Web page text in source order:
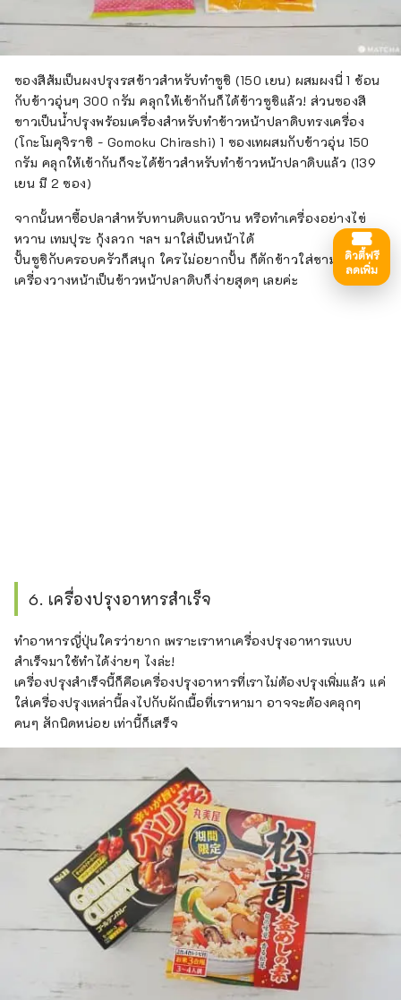
ซองสีส้มเป็นผงปรุงรสข้าวสำหรับทำซูชิ (150 เยน) ผสมผงนี่ 1 ช้อน
กับข้าวอุ่นๆ 300 กรัม คลุกให้เข้ากันก็ได้ข้าวซูชิแล้ว! ส่วนซองสี
ขาวเป็นน้ำปรุงพร้อมเครื่องสำหรับทำข้าวหน้าปลาดิบทรงเครื่อง
(โกะโมคุจิราชิ - Gomoku Chirashi) 1 ซองเทผสมกับข้าวอุ่น 150
กรัม คลุกให้เข้ากันก็จะได้ข้าวสำหรับทำข้าวหน้าปลาดิบแล้ว (139
เยน มี 2 ซอง)
จากนั้นหาซื้อปลาสำหรับทานดิบแถวบ้าน หรือทำเครื่องอย่างไข่
หวาน เทมปุระ กุ้งลวก ฯลฯ มาใส่เป็นหน้าได้
ปั้นซูชิกับครอบครัวก็สนุก ใครไม่อยากปั้น ก็ตักข้าวใส่ชาม หา
เครื่องวางหน้าเป็นข้าวหน้าปลาดิบก็ง่ายสุดๆ เลยค่ะ
6. เครื่องปรุงอาหารสำเร็จ
ทำอาหารญี่ปุ่นใครว่ายาก เพราะเราหาเครื่องปรุงอาหารแบบ
สำเร็จมาใช้ทำได้ง่ายๆ ไงล่ะ!
เครื่องปรุงสำเร็จนี้ก็คือเครื่องปรุงอาหารที่เราไม่ต้องปรุงเพิ่มแล้ว แค่
ใส่เครื่องปรุงเหล่านี้ลงไปกับผักเนื้อที่เราหามา อาจจะต้องคลุกๆ
คนๆ สักนิดหน่อย เท่านี้ก็เสร็จ
ดิวตี้ฟรี
ลดเพิ่ม